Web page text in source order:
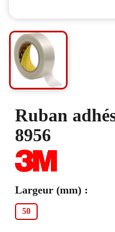
Ruban
8956
Largeur (mm) :
50